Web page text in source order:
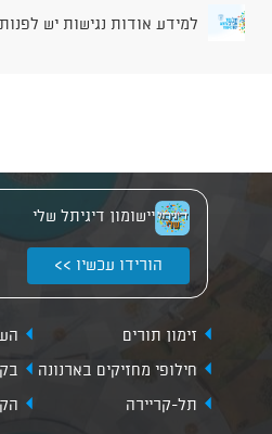
למידע אודות נגישות יש
יישומון דיגיתל שלי
הורידו עכשיו >>
זימון תורים
חילופי מחזיקים בארנונה
תל-קריירה